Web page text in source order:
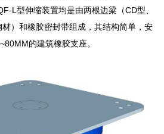
L型伸缩装置均是由两根边梁（CD型、
）和橡胶密封带组成，其结构简单，安
的建筑橡胶支座。